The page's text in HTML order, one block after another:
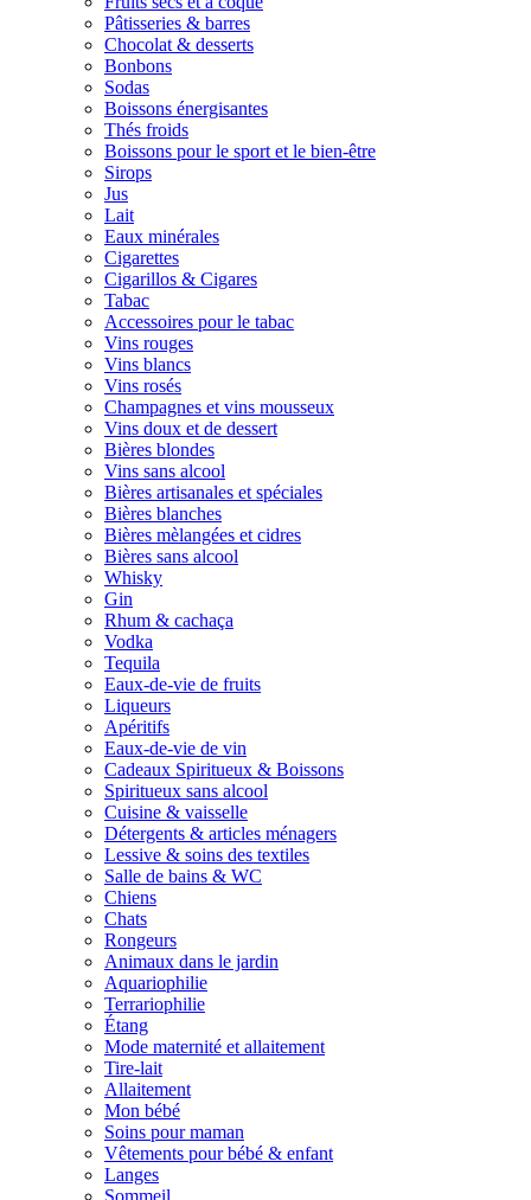
Pâtisseries & barres
Chocolat & desserts
Bonbons
Sodas
Boissons énergisantes
Thés froids
Boissons pour le sport et le bien-être
Sirops
Jus
Lait
Eaux minérales
Cigarettes
Cigarillos & Cigares
Tabac
Accessoires pour le tabac
Vins rouges
Vins blancs
Vins rosés
Champagnes et vins mousseux
Vins doux et de dessert
Bières blondes
Vins sans alcool
Bières artisanales et spéciales
Bières blanches
Bières mèlangées et cidres
Bières sans alcool
Whisky
Gin
Rhum & cachaça
Vodka
Tequila
Eaux-de-vie de fruits
Liqueurs
Apéritifs
Eaux-de-vie de vin
Cadeaux Spiritueux & Boissons
Spiritueux sans alcool
Cuisine & vaisselle
Détergents & articles ménagers
Lessive & soins des textiles
Salle de bains & WC
Chiens
Chats
Rongeurs
Animaux dans le jardin
Aquariophilie
Terrariophilie
Étang
Mode maternité et allaitement
Tire-lait
Allaitement
Mon bébé
Soins pour maman
Vêtements pour bébé & enfant
Langes
Sommeil